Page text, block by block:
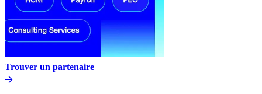
Trouver un partenaire​​